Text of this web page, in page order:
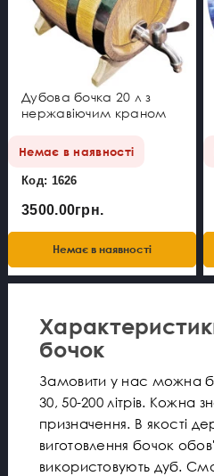
Дубова бочка 20 л з
нержавіючим краном
Немає в наявності
Код: 1626
3500.00грн.
Немає в наявності
бочок
Замовити у нас можна
30, 50-200 літрів. Кожна
призначення. В якості
виготовлення бочок
використовують дуб.